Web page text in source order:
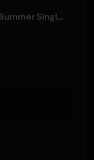
KOMOREBI Releases New Summer Single 'Letsu Natsu'